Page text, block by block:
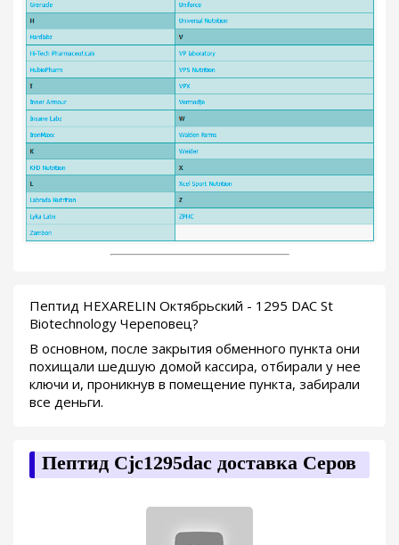
Пептид HEXARELIN Октябрьский - 1295 DAC St
Biotechnology Череповец?
В основном, после закрытия обменного пункта они
похищали шедшую домой кассира, отбирали у нее
ключи и, проникнув в помещение пункта, забирали
все деньги.
Пептид Cjc1295dac доставка Серов